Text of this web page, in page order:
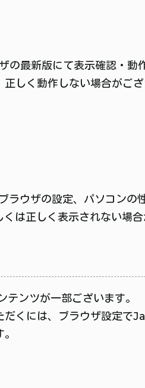
の最新版にて表示確認・動
しく動作しない場合がご
ラウザの設定、パソコンの
は正しく表示されない場合
ンツが一部ございます。
だくには、ブラウザ設定で